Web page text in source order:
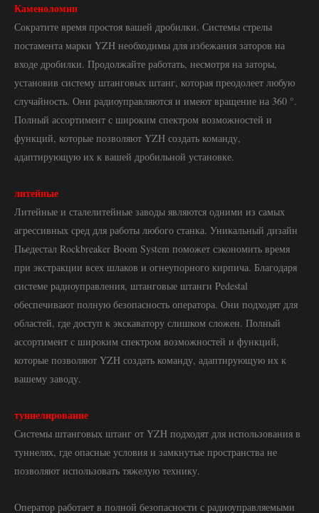
Каменоломни
Сократите время простоя вашей дробилки. Системы стрелы
постамента марки YZH необходимы для избежания заторов на
входе дробилки. Продолжайте работать, несмотря на заторы,
установив систему штанговых штанг, которая преодолеет любую
случайность. Они радиоуправляются и имеют вращение на 360 °.
Полный ассортимент с широким спектром возможностей и
функций, которые позволяют YZH создать команду,
адаптирующую их к вашей дробильной установке.
литейные
Литейные и сталелитейные заводы являются одними из самых
агрессивных сред для работы любого станка. Уникальный дизайн
Пьедестал Rockbreaker Boom System поможет сэкономить время
при экстракции всех шлаков и огнеупорного кирпича. Благодаря
системе радиоуправления, штанговые штанги Pedestal
обеспечивают полную безопасность оператора. Они подходят для
областей, где доступ к экскаватору слишком сложен. Полный
ассортимент с широким спектром возможностей и функций,
которые позволяют YZH создать команду, адаптирующую их к
вашему заводу.
туннелирование
Системы штанговых штанг от YZH подходят для использования в
туннелях, где опасные условия и замкнутые пространства не
позволяют использовать тяжелую технику.
Оператор работает в полной безопасности с радиоуправляемыми